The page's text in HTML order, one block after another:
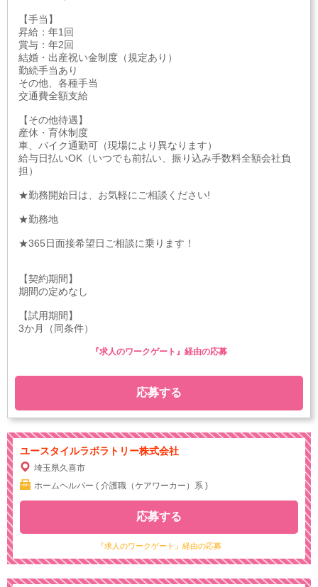
【手当】
昇給：年1回
賞与：年2回
結婚・出産祝い金制度（規定あり）
勤続手当あり
その他、各種手当
交通費全額支給
【その他待遇】
産休・育休制度
車、バイク通勤可（現場により異なります）
給与日払いOK（いつでも前払い、振り込み手数料全額会社負
担）
★勤務開始日は、お気軽にご相談ください!
★勤務地
★365日面接希望日ご相談に乗ります！
【契約期間】
期間の定めなし
【試用期間】
3か月（同条件）
応募する
『求人のワークゲート』経由の応募
ユースタイルラボラトリー株式会社
埼玉県久喜市
ホームヘルパー ( 介護職（ケアワーカー）系 )
『求人のワークゲート』経由の応募
応募する